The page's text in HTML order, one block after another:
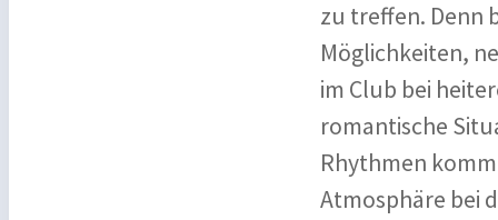
zu treffen. Denn
Möglichkeiten,
im Club bei
romantische
Rhythmen
Atmosphäre bei